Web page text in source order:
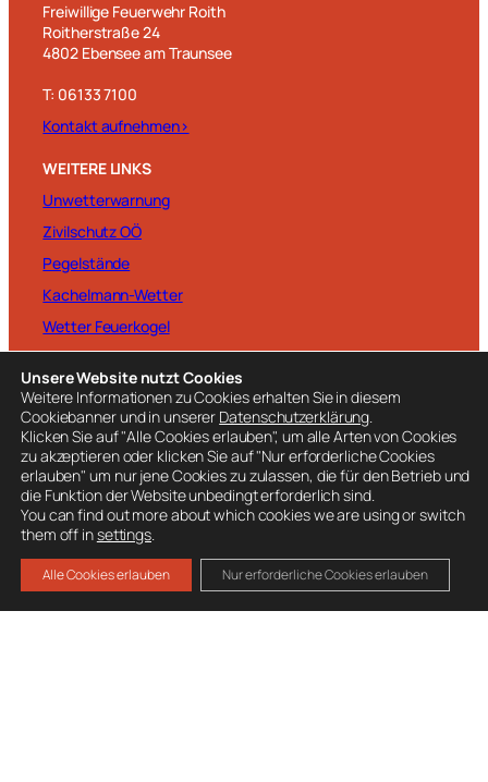
Freiwillige Feuerwehr Roith
Roitherstraße 24
4802 Ebensee am Traunsee
T: 06133 7100
Kontakt aufnehmen>
WEITERE LINKS
Unwetterwarnung
Zivilschutz OÖ
Pegelstände
Kachelmann-Wetter
Wetter Feuerkogel
BESUCHE AUCH
Ausrüstung
Mitglied werden
Spenden
Unsere Website nutzt Cookies
Weitere Informationen zu Cookies erhalten Sie in diesem
Cookiebanner und in unserer Datenschutzerklärung.
Klicken Sie auf "Alle Cookies erlauben", um alle Arten von Cookies
zu akzeptieren oder klicken Sie auf "Nur erforderliche Cookies
erlauben" um nur jene Cookies zu zulassen, die für den Betrieb und
die Funktion der Website unbedingt erforderlich sind.
You can find out more about which cookies we are using or switch
them off insettings.
Alle Cookies erlauben Nur erforderliche Cookies erlauben